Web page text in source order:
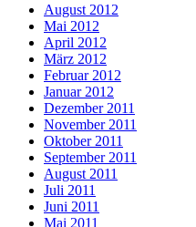
August 2012
Mai 2012
April 2012
März 2012
Februar 2012
Januar 2012
Dezember 2011
November 2011
Oktober 2011
September 2011
August 2011
Juli 2011
Juni 2011
Mai 2011